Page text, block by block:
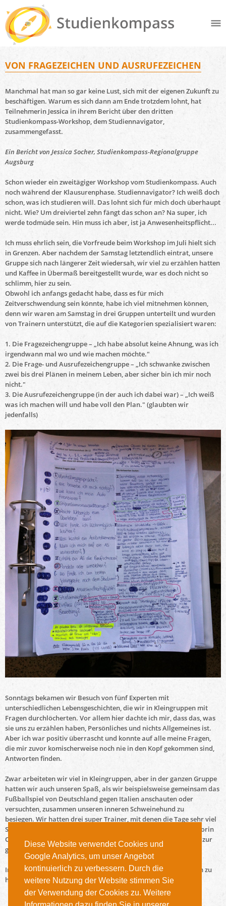
Diese Website verwendet Cookies und
Google Analytics, um unser Angebot
kontinuierlich zu verbessern. Durch die
weitere Nutzung der Website stimmen Sie
der Verwendung der Cookies zu. Weitere
VON FRAGEZEICHEN UND AUSRUFEZEICHEN
Manchmal hat man so gar keine Lust, sich mit der eigenen Zukunft zu
beschäftigen. Warum es sich dann am Ende trotzdem lohnt, hat
Teilnehmerin Jessica in ihrem Bericht über den dritten
Studienkompass-Workshop, dem Studiennavigator,
zusammengefasst.
Ein Bericht von Jessica Socher, Studienkompass-Regionalgruppe
Augsburg
Schon wieder ein zweitägiger Workshop vom Studienkompass. Auch
noch während der Klausurenphase. Studiennavigator? Ich weiß doch
schon, was ich studieren will. Das lohnt sich für mich doch überhaupt
nicht. Wie? Um dreiviertel zehn fängt das schon an? Na super, ich
werde todmüde sein. Hin muss ich aber, ist ja Anwesenheitspflicht...
Ich muss ehrlich sein, die Vorfreude beim Workshop im Juli hielt sich
in Grenzen. Aber nachdem der Samstag letztendlich eintrat, unsere
Gruppe sich nach längerer Zeit wiedersah, wir viel zu erzählen hatten
und Kaffee in Übermaß bereitgestellt wurde, war es doch nicht so
schlimm, hier zu sein.
Obwohl ich anfangs gedacht habe, dass es für mich
Zeitverschwendung sein könnte, habe ich viel mitnehmen können,
denn wir waren am Samstag in drei Gruppen unterteilt und wurden
von Trainern unterstützt, die auf die Kategorien spezialisiert waren:
1. Die Fragezeichengruppe – „Ich habe absolut keine Ahnung, was ich
irgendwann mal wo und wie machen möchte."
2. Die Frage- und Ausrufezeichengruppe – „Ich schwanke zwischen
zwei bis drei Plänen in meinem Leben, aber sicher bin ich mir noch
nicht."
3. Die Ausrufezeichengruppe (in der auch ich dabei war) – „Ich weiß
was ich machen will und habe voll den Plan." (glaubten wir
jedenfalls)
Sonntags bekamen wir Besuch von fünf Experten mit
unterschiedlichen Lebensgeschichten, die wir in Kleingruppen mit
Fragen durchlöcherten. Vor allem hier dachte ich mir, dass das, was
sie uns zu erzählen haben, Persönliches und nichts Allgemeines ist.
Aber ich war positiv überrascht und konnte auf alle meine Fragen,
die mir zuvor komischerweise noch nie in den Kopf gekommen sind,
Antworten finden.
Zwar arbeiteten wir viel in Kleingruppen, aber in der ganzen Gruppe
hatten wir auch unseren Spaß, als wir beispielsweise gemeinsam das
Fußballspiel von Deutschland gegen Italien anschauten oder
versuchten, zusammen unseren inneren Schweinehund zu
besiegen. Wir hatten drei super Trainer, mit denen die Tage sehr viel
Spaß gemacht haben und auch, dass unsere Regionalkoordinatorin
Olivia und unsere Vertrauensperson Korel dabei waren, trugen zur
guten Atmosphäre bei.
Im Nachhinein bin ich froh, am Studiennavigator teilgenommen zu
haben und ein Teil der Gruppe zu sein.